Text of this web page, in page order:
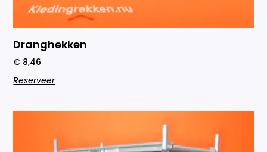
Dranghekken
€ 8,46
Reserveer